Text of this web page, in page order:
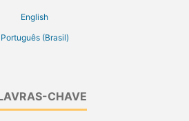
English
Português (Brasil)
CHAVE